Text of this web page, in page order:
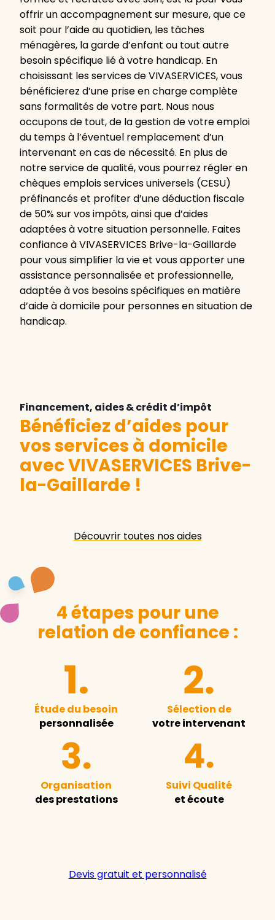
offrir un accompagnement sur mesure, que ce
soit pour l’aide au quotidien, les tâches
ménagères, la garde d’enfant ou tout autre
besoin spécifique lié à votre handicap. En
choisissant les services de VIVASERVICES, vous
bénéficierez d’une prise en charge complète
sans formalités de votre part. Nous nous
occupons de tout, de la gestion de votre emploi
du temps à l’éventuel remplacement d’un
intervenant en cas de nécessité. En plus de
notre service de qualité, vous pourrez régler en
chèques emplois services universels (CESU)
préfinancés et profiter d’une déduction fiscale
de 50% sur vos impôts, ainsi que d’aides
adaptées à votre situation personnelle. Faites
confiance à VIVASERVICES Brive-la-Gaillarde
pour vous simplifier la vie et vous apporter une
assistance personnalisée et professionnelle,
adaptée à vos besoins spécifiques en matière
d’aide à domicile pour personnes en situation de
handicap.
Financement, aides & crédit d’impôt
Bénéficiez d’aides pour
vos services à domicile
avec VIVASERVICES Brive-
la-Gaillarde !
Découvrir toutes nos aides
4 étapes pour une
relation de confiance :
Étude du besoin
personnalisée
Sélection de
votre intervenant
Organisation
des prestations
Suivi Qualité
et écoute
Devis gratuit et personnalisé